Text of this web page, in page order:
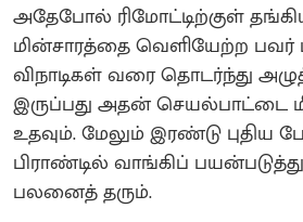
அதேபோல் ரிமோட்டிற்குள்
மின்சாரத்தை வெளியேற்ற பவர்
விநாடிகள் வரை தொடர்ந்து
இருப்பது அதன் செயல்பாட்டை
உதவும். மேலும் இரண்டு புதிய
பிராண்டில் வாங்கிப்
பலனைத் தரும்.